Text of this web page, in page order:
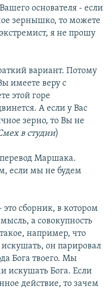
основателя - если
зернышко, то можете
я не прошу
вариант. Потому
имеете веру с
этой горе
А если у Вас
зерно, то Вы не
в студии)
Маршака.
если мы не будем
сборник, в котором
а совокупность
например, что
он парировал
Бога твоего. Мы
искушать Бога. Если
действие, то зачем